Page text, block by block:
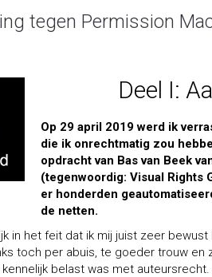
tegen Permission
Deel I:
Op 29 april 2019 werd ik
die ik onrechtmatig zou
opdracht van Bas van Beek
(tegenwoordig: Visual Rights
er honderden
de netten.
in het feit dat ik mij juist zeer
toch per abuis, te goeder trouw en
belast was met